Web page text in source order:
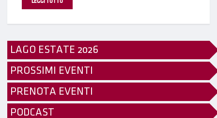
LEGGI TUTTO
LAGO ESTATE 2026
PROSSIMI EVENTI
PRENOTA EVENTI
PODCAST